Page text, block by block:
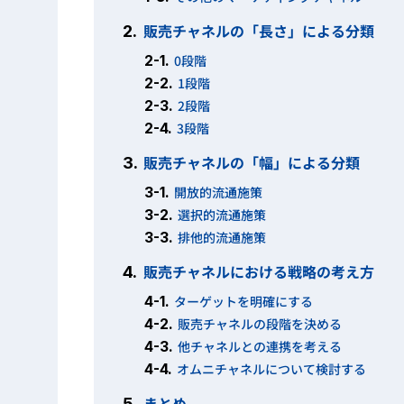
2. 販売チャネルの「長さ」による分類
2-1. 0段階
2-2. 1段階
2-3. 2段階
2-4. 3段階
3. 販売チャネルの「幅」による分類
3-1. 開放的流通施策
3-2. 選択的流通施策
3-3. 排他的流通施策
4. 販売チャネルにおける戦略の考え方
4-1. ターゲットを明確にする
4-2. 販売チャネルの段階を決める
4-3. 他チャネルとの連携を考える
4-4. オムニチャネルについて検討する